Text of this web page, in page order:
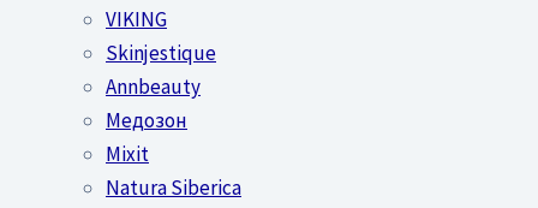
VIKING
Skinjestique
Annbeauty
Медозон
Mixit
Natura Siberica